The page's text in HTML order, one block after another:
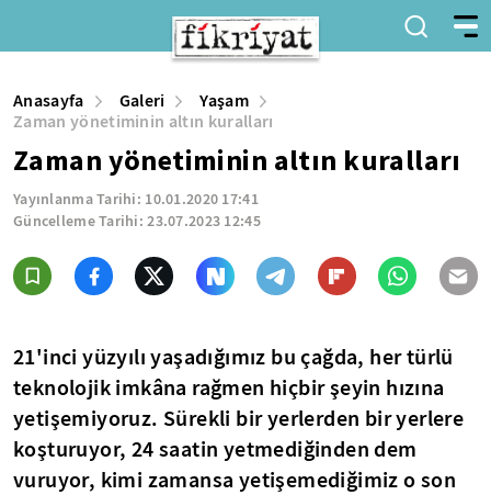
Anasayfa Galeri
Yaşam
Zaman yönetiminin altın kuralları
Zaman yönetiminin altın kuralları
Yayınlanma Tarihi: 10.01.2020 17:41
Güncelleme Tarihi:23.07.2023 12:45
21'inci yüzyılı yaşadığımız bu çağda, her türlü
teknolojik imkâna rağmen hiçbir şeyin hızına
yetişemiyoruz. Sürekli bir yerlerden bir yerlere
koşturuyor, 24 saatin yetmediğinden dem
vuruyor, kimi zamansa yetişemediğimiz o son